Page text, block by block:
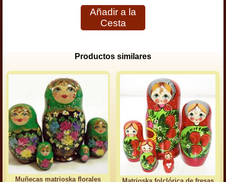
Añadir a la
Cesta
Productos similares
Muñecas matrioska florales